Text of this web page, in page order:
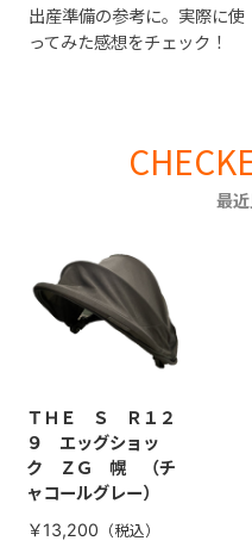
出産準備の参考に。実際に使
ってみた感想をチェック！
最
ＴＨＥ Ｓ Ｒ１２
９ エッグショッ
ク ＺＧ 幌 （チ
ャコールグレー）
￥13,200